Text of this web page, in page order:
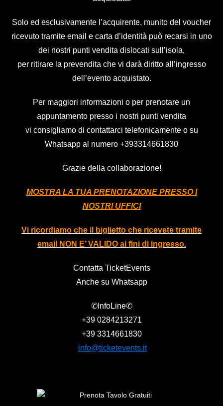
Solo ed esclusivamente l’acquirente, munito del voucher
ricevuto tramite email e carta d’identità può recarsi in uno
dei nostri punti vendita dislocati sull’isola,
per ritirare la prevendita che vi darà diritto all’ingresso
dell’evento acquistato.
Per maggiori informazioni o per prenotare un
appuntamento presso i nostri punti vendita
vi consigliamo di contattarci telefonicamente o su
Whatsapp al numero +393314661830
Grazie della collaborazione!
MOSTRA LA TUA PRENOTAZIONE PRESSO I
NOSTRI UFFICI
Vi ricordiamo che il biglietto che ricevete tramite
email NON E’ VALIDO ai fini di ingresso.
Contatta TicketEvents
Anche su Whatsapp
✆InfoLine✆
+39 0284213271
+39 3314661830
info@ticketevents.it